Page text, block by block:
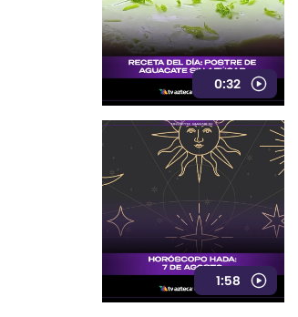
0:32
1:58